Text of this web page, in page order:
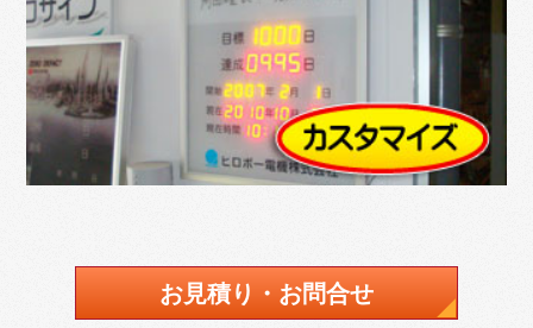
お見積り・お問合せ